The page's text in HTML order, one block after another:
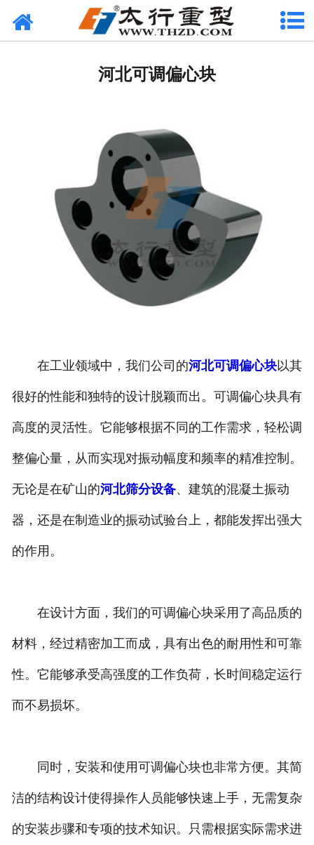
网站首页
- 河北沥青筛
- 河北砂石筛
河北直线筛
- 河北香蕉筛
河北给料设备
河北可调偏心块
在工业领域中，我们公司的河北可调偏心块以其
很好的性能和独特的设计脱颖而出。可调偏心块具有
高度的灵活性。它能够根据不同的工作需求，轻松调
整偏心量，从而实现对振动幅度和频率的精准控制。
无论是在矿山的河北筛分设备、建筑的混凝土振动
器，还是在制造业的振动试验台上，都能发挥出强大
的作用。
在设计方面，我们的可调偏心块采用了高品质的
材料，经过精密加工而成，具有出色的耐用性和可靠
性。它能够承受高强度的工作负荷，长时间稳定运行
而不易损坏。
同时，安装和使用可调偏心块也非常方便。其简
洁的结构设计使得操作人员能够快速上手，无需复杂
的安装步骤和专项的技术知识。只需根据实际需求进